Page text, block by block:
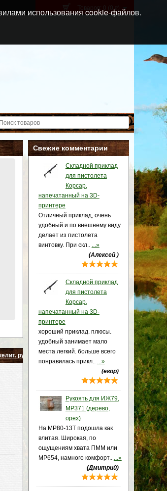
Товаров: 0 (0 p )
04-08
Свежие комментарии
Складной приклад
для пистолета
Корсар,
напечатанный на 3D-
принтере
Отличный приклад, очень
удобный и по внешнему виду
делает из пистолета
винтовку. При скл.. ...»
(Алексей )
Складной приклад
для пистолета
Корсар,
напечатанный на 3D-
принтере
хороший приклад. плюсы.
удобный занимает мало
места легкий. больше всего
понравилась прикл.. ...»
(егор)
Рукоять для ИЖ79,
МР371 (дерево,
орех)
На МР80-13Т подошла как
влитая. Широкая, по
ощущениям хвата ПММ или
МР654, намного комфорт.. ...»
(Дмитрий)
рукоять)
использования cookie-файлов.